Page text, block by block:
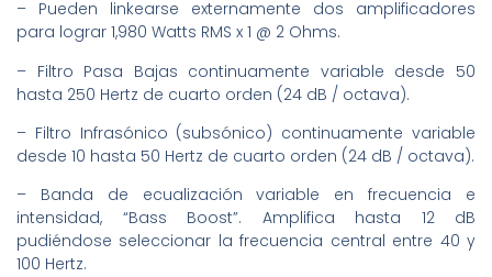
– Pueden linkearse externamente dos amplificadores
para lograr 1,980 Watts RMS x 1 @ 2 Ohms.
– Filtro Pasa Bajas continuamente variable desde 50
hasta 250 Hertz de cuarto orden (24 dB / octava).
– Filtro Infrasónico (subsónico) continuamente variable
desde 10 hasta 50 Hertz de cuarto orden (24 dB / octava).
– Banda de ecualización variable en frecuencia e
intensidad, “Bass Boost”. Amplifica hasta 12 dB
pudiéndose seleccionar la frecuencia central entre 40 y
100 Hertz.